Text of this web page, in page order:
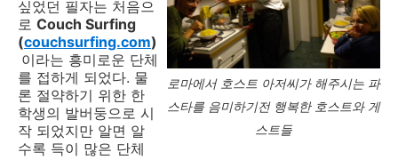
로마에서 호스트 아저씨가 해주시는 파
스타를 음미하기전 행복한 호스트와 게
스트들
싶었던 필자는 처음으
로 Couch Surfing
(couchsurfing.com)
이라는 흥미로운 단체
를 접하게 되었다. 물
론 절약하기 위한 한
학생의 발버둥으로 시
작 되었지만 알면 알
수록 득이 많은 단체